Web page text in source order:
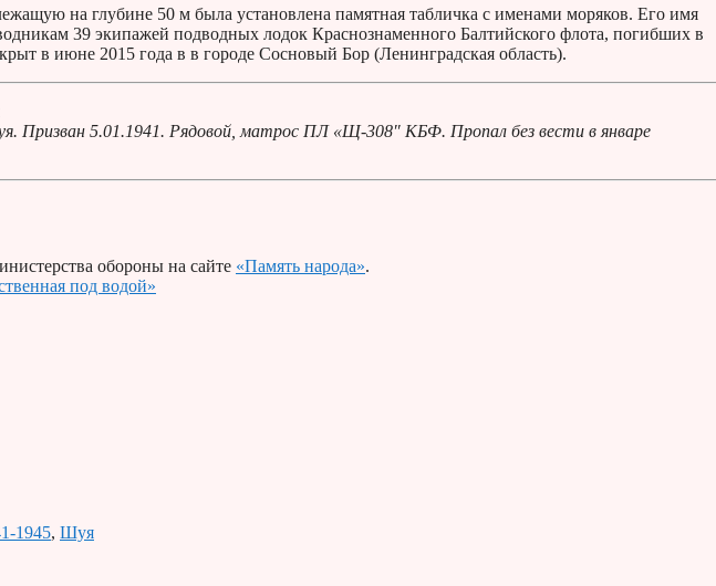
на глубине 50 м была установлена памятная табличка с именами моряков. Его имя
39 экипажей подводных лодок Краснознаменного Балтийского флота, погибших в
в июне 2015 года в в городе Сосновый Бор (Ленинградская область).
5.01.1941. Рядовой, матрос ПЛ «Щ-308″ КБФ. Пропал без вести в январе
обороны на сайте «Память народа».
под водой»
1945, Шуя